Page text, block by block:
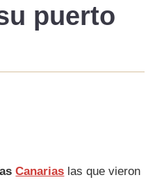
puerto
Canarias las que vieron